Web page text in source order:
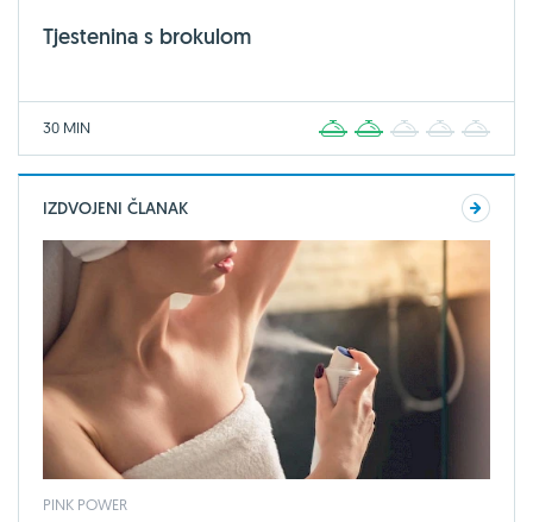
Tjestenina s brokulom
30 MIN 2 3 4
IZDVOJENI ČLANAK
PINK POWER